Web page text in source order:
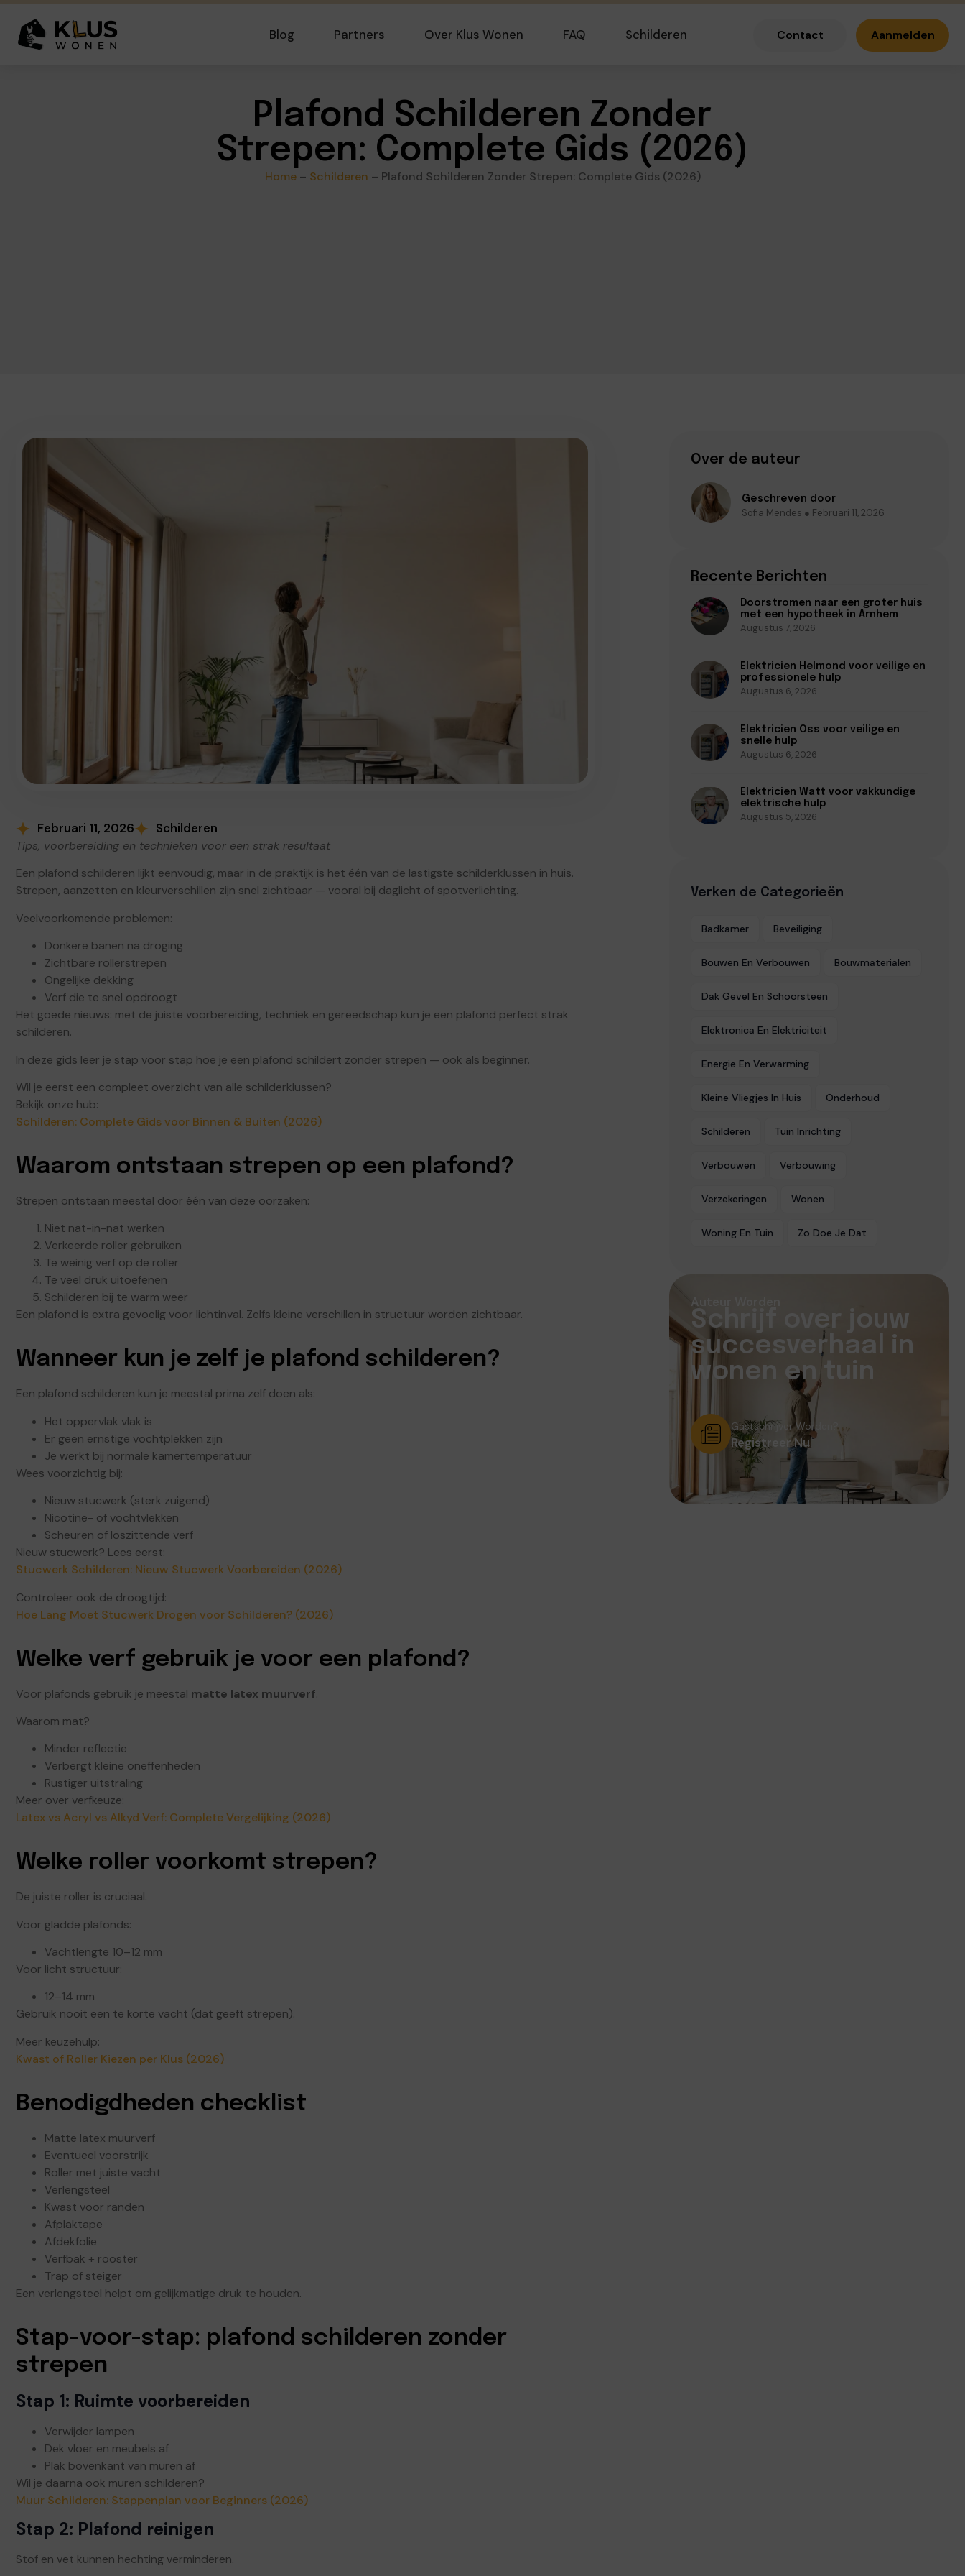
Blog Partners Over Klus Wonen FAQ Schilderen Contact Aanmelden
Plafond Schilderen Zonder
Strepen: Complete Gids (2026)
Home– Schilderen – Plafond Schilderen Zonder Strepen: Complete Gids (2026)
Februari 11, 2026 Schilderen
Tips, voorbereiding en technieken voor een strak resultaat
Een plafond schilderen lijkt eenvoudig, maar in de praktijk is het één van de lastigste schilderklussen in huis.
Strepen, aanzetten en kleurverschillen zijn snel zichtbaar — vooral bij daglicht of spotverlichting.
Veelvoorkomende problemen:
Donkere banen na droging
Zichtbare rollerstrepen
Ongelijke dekking
Verf die te snel opdroogt
Het goede nieuws: met de juiste voorbereiding, techniek en gereedschap kun je een plafond perfect strak
schilderen.
In deze gids leer je stap voor stap hoe je een plafond schildert zonder strepen — ook als beginner.
Wil je eerst een compleet overzicht van alle schilderklussen?
Bekijk onze hub:
Schilderen: Complete Gids voor Binnen & Buiten (2026)
Waarom ontstaan strepen op een plafond?
Strepen ontstaan meestal door één van deze oorzaken:
Niet nat-in-nat werken
Verkeerde roller gebruiken
Te weinig verf op de roller
Te veel druk uitoefenen
Schilderen bij te warm weer
Een plafond is extra gevoelig voor lichtinval. Zelfs kleine verschillen in structuur worden zichtbaar.
Wanneer kun je zelf je plafond schilderen?
Een plafond schilderen kun je meestal prima zelf doen als:
Het oppervlak vlak is
Er geen ernstige vochtplekken zijn
Je werkt bij normale kamertemperatuur
Wees voorzichtig bij:
Nieuw stucwerk (sterk zuigend)
Nicotine- of vochtvlekken
Scheuren of loszittende verf
Nieuw stucwerk? Lees eerst:
Stucwerk Schilderen: Nieuw Stucwerk Voorbereiden (2026)
Controleer ook de droogtijd:
Hoe Lang Moet Stucwerk Drogen voor Schilderen? (2026)
Welke verf gebruik je voor een plafond?
Voor plafonds gebruik je meestal matte latex muurverf.
Waarom mat?
Minder reflectie
Verbergt kleine oneffenheden
Rustiger uitstraling
Meer over verfkeuze:
Latex vs Acryl vs Alkyd Verf: Complete Vergelijking (2026)
Welke roller voorkomt strepen?
De juiste roller is cruciaal.
Voor gladde plafonds:
Vachtlengte 10–12 mm
Voor licht structuur:
12–14 mm
Gebruik nooit een te korte vacht (dat geeft strepen).
Meer keuzehulp:
Kwast of Roller Kiezen per Klus (2026)
Benodigdheden checklist
Matte latex muurverf
Eventueel voorstrijk
Roller met juiste vacht
Verlengsteel
Kwast voor randen
Afplaktape
Afdekfolie
Verfbak + rooster
Trap of steiger
Een verlengsteel helpt om gelijkmatige druk te houden.
Stap-voor-stap: plafond schilderen zonder
strepen
Stap 1: Ruimte voorbereiden
Verwijder lampen
Dek vloer en meubels af
Plak bovenkant van muren af
Wil je daarna ook muren schilderen?
Muur Schilderen: Stappenplan voor Beginners (2026)
Stap 2: Plafond reinigen
Stof en vet kunnen hechting verminderen.
Over de auteur
Geschreven door
Sofia Mendes ● Februari 11, 2026
Recente Berichten
Doorstromen naar een groter huis
met een hypotheek in Arnhem
Augustus 7, 2026
Elektricien Helmond voor veilige en
professionele hulp
Augustus 6, 2026
Elektricien Oss voor veilige en
snelle hulp
Augustus 6, 2026
Elektricien Watt voor vakkundige
elektrische hulp
Augustus 5, 2026
Verken de Categorieën
Badkamer Beveiliging
Bouwen En Verbouwen Bouwmaterialen
Dak Gevel En Schoorsteen
Elektronica En Elektriciteit
Energie En Verwarming
Kleine Vliegjes In Huis Onderhoud
Schilderen Tuin Inrichting
Verbouwen Verbouwing
Verzekeringen Wonen
Woning En Tuin Zo Doe Je Dat
Auteur Worden
Schrijf over jouw
succesverhaal in
wonen en tuin
Gastschrijver Worden?
Registreer Nu